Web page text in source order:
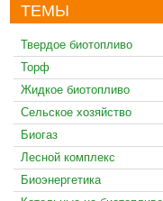
ТЕМЫ
Твердое биотопливо
Торф
Жидкое биотопливо
Сельское хозяйство
Биогаз
Лесной комплекс
Биоэнергетика